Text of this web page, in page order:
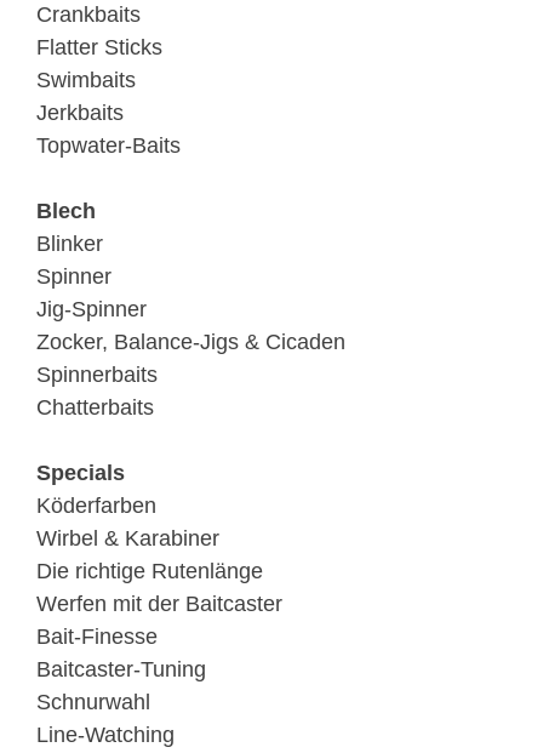
Crankbaits
Flatter Sticks
Swimbaits
Jerkbaits
Topwater-Baits
Blech
Blinker
Spinner
Jig-Spinner
Zocker, Balance-Jigs & Cicaden
Spinnerbaits
Chatterbaits
Specials
Köderfarben
Wirbel & Karabiner
Die richtige Rutenlänge
Werfen mit der Baitcaster
Bait-Finesse
Baitcaster-Tuning
Schnurwahl
Line-Watching